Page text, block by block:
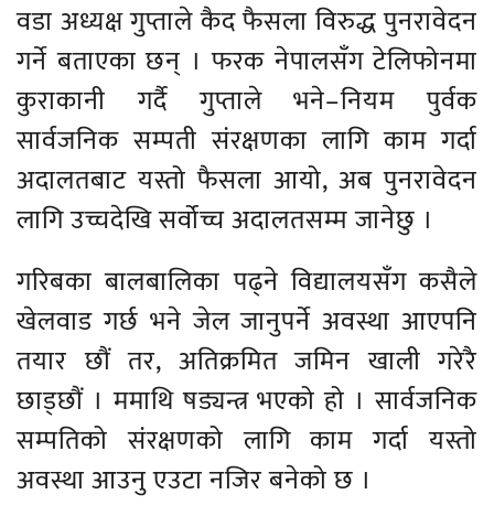
वडा अध्यक्ष गुप्ताले कैद फैसला विरुद्ध पुनरावेदन
गर्ने बताएका छन् । फरक नेपालसँग टेलिफोनमा
कुराकानी गर्दै गुप्ताले भने–नियम पुर्वक
सार्वजनिक सम्पती संरक्षणका लागि काम गर्दा
अदालतबाट यस्तो फैसला आयो, अब पुनरावेदन
लागि उच्चदेखि सर्वोच्च अदालतसम्म जानेछु ।
गरिबका बालबालिका पढ्ने विद्यालयसँग कसैले
खेलवाड गर्छ भने जेल जानुपर्ने अवस्था आएपनि
तयार छौं तर, अतिक्रमित जमिन खाली गरेरै
छाड्छौं । ममाथि षड्यन्त्र भएको हो । सार्वजनिक
सम्पतिको संरक्षणको लागि काम गर्दा यस्तो
अवस्था आउनु एउटा नजिर बनेको छ ।